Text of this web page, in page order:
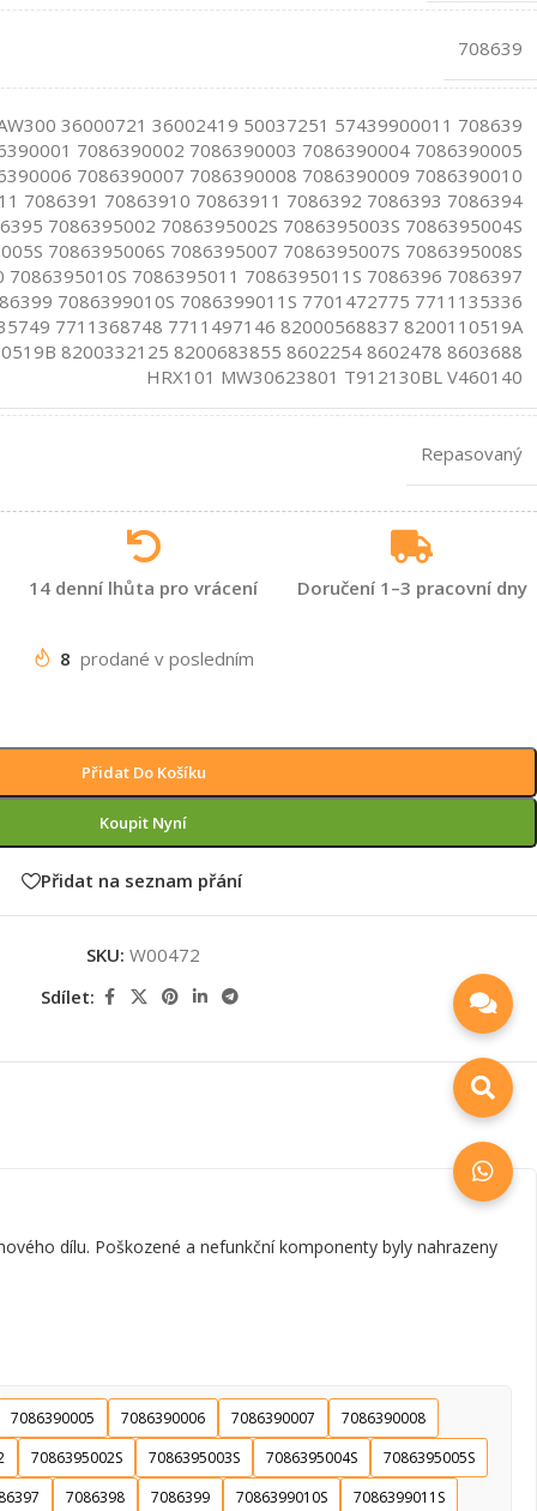
708639
36000721 36002419 50037251 57439900011 708639
7086390002 7086390003 7086390004 7086390005
7086390007 7086390008 7086390009 7086390010
7086391 70863910 70863911 7086392 7086393 7086394
7086395002 7086395002S 7086395003S 7086395004S
7086395006S 7086395007 7086395007S 7086395008S
7086395010S 7086395011 7086395011S 7086396 7086397
7086399010S 7086399011S 7701472775 7711135336
7711368748 7711497146 82000568837 8200110519A
8200332125 8200683855 8602254 8602478 8603688
HRX101 MW30623801 T912130BL V460140
Repasovaný
14 denní lhůta pro vrácení Doručení 1–3 pracovní dny
8 prodané v posledním
Přidat Do Košíku
Koupit Nyní
Přidat na seznam přání
SKU: W00472
Sdílet:
dílu. Poškozené a nefunkční komponenty byly nahrazeny
7086390005 7086390006 7086390007
7086390008
7086395002S 7086395003S 7086395004S
7086395005S
7086398 7086399 7086399010S
7086399011S